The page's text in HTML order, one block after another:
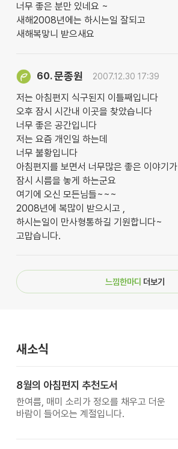
너무 좋은 분만 있네요 ~
새해2008년에는 하시는일 잘되고
새해복맣니 받으새요
60.문종원 2007.12.30 17:39
저는 아침편지 식구된지 이틀째입니다
오후 잠시 시간내 이곳을 찾았습니다
너무 좋은 공간입니다
저는 요즘 개인일 하는데
너무 불황입니다
아침편지를 보면서 너무많은 좋은 이야기가
잠시 시름을 놓게 하는군요
여기에 오신 모든님들~~~
2008년에 복많이 받으시고 ,
하시는일이 만사형통하길 기원합니다~
고맙습니다.
느낌한마디 더보기
새소식
8월의 아침편지 추천도서
한여름, 매미 소리가 정오를 채우고 더운
바람이 들어오는 계절입니다.